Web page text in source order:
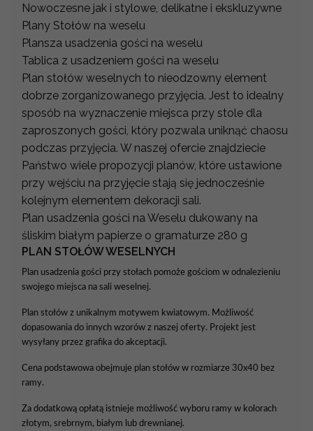
Nowoczesne jak i stylowe, delikatne i ekskluzywne
Plany Stołów na weselu
Plansza usadzenia gości na weselu
Tablica z usadzeniem gości na weselu
Plan stołów weselnych to nieodzowny element
dobrze zorganizowanego przyjęcia. Jest to idealny
sposób na wyznaczenie miejsca przy stole dla
zaproszonych gości, który pozwala uniknąć chaosu
podczas przyjęcia. W naszej ofercie znajdziecie
Państwo wiele propozycji planów, które ustawione
przy wejściu na przyjęcie stają się jednocześnie
kolejnym elementem dekoracji sali.
Plan usadzenia gości na Weselu dukowany na
śliskim białym papierze o gramaturze 280 g
PLAN STOŁÓW WESELNYCH
Plan usadzenia gości przy stołach pomoże gościom w odnalezieniu
swojego miejsca na sali weselnej.
Plan stołów z unikalnym motywem kwiatowym. Możliwość
dopasowania do innych wzorów z naszej oferty. Projekt jest
wysyłany przez grafika do akceptacji.
Cena podstawowa obejmuje plan stołów w rozmiarze 30x40 bez
ramy.
Za dodatkową opłatą istnieje możliwość wyboru ramy w kolorach
złotym, srebrnym, białym lub drewnianej.